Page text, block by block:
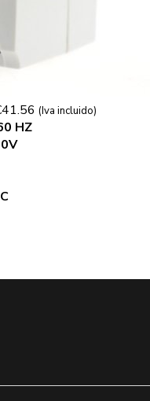
41.56 (Iva incluido)
HZ